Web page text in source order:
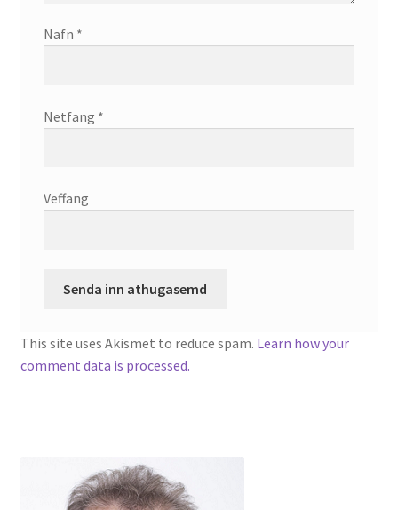
Nafn *
Netfang *
Veffang
This site uses Akismet to reduce spam. Learn how your
comment data is processed.